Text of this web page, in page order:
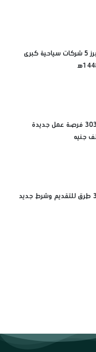
مينا تورز وكرڤان.. أبرز 5 شركات سياحية كبرى
وزارة العمل تعلن 3032 فرصة عمل جديدة
حج القرعة 2027.. 3 طرق للتقديم وشرط جديد